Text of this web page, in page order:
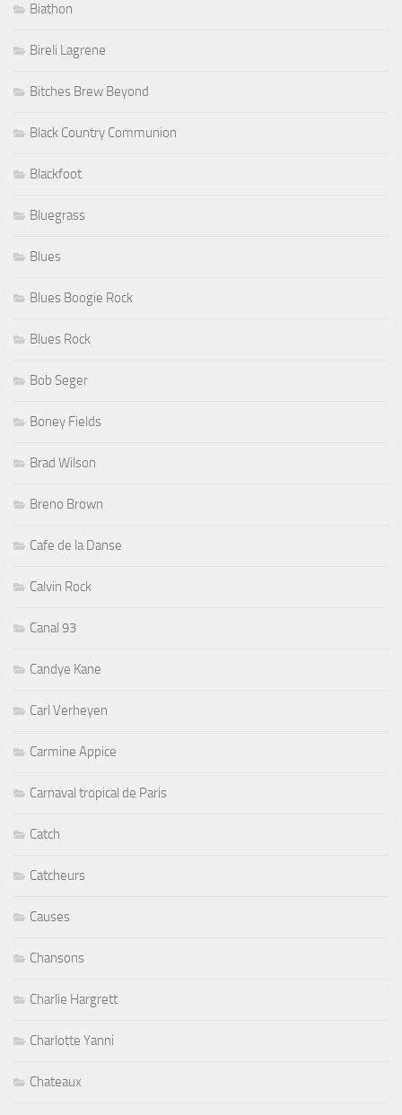
Biathon
Bireli Lagrene
Bitches Brew Beyond
Black Country Communion
Blackfoot
Bluegrass
Blues
Blues Boogie Rock
Blues Rock
Bob Seger
Boney Fields
Brad Wilson
Breno Brown
Cafe de la Danse
Calvin Rock
Canal 93
Candye Kane
Carl Verheyen
Carmine Appice
Carnaval tropical de Paris
Catch
Catcheurs
Causes
Chansons
Charlie Hargrett
Charlotte Yanni
Chateaux